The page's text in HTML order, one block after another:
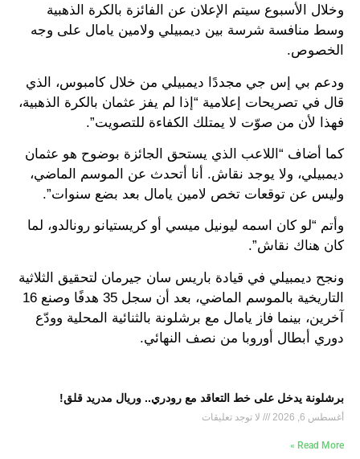
وخلال الأسبوع سيتم الإعلان عن الفائزة بالكرة الذهبية
وسط منافسة شرسة بين ديمبيلي ولامين يامال على وجه
الخصوص.
ودعم بي إس جي مجددًا ديمبيلي من خلال كامبوس، الذي
قال في تصريحات إعلامية “إذا لم يفز عثمان بالكرة الذهبية،
فهذا لأن من صوّت لا يمتلك الكفاءة للتصويت”.
كما أضاف “اللاعب الذي يستحق الجائزة بوضوح هو عثمان
ديمبيلي، ولا يوجد نقاش. أنا أتحدث عن الموسم الماضي،
وليس عن توقعات تخص لامين يامال بعد بضع سنوات”.
وأتم “لو كان اسمه ليونيل ميسي أو كريستيانو رونالدو، لما
كان هناك نقاش”.
ونجح ديمبيلي في قيادة باريس سان جيرمان لتحقيق الثلاثية
التاريخية بالموسم الماضي، بعد أن سجل 35 هدفًا وصنع 16
آخرين، بينما فاز يامال مع برشلونة بالثنائية المحلية وودّع
دوري أبطال أوروبا من نصف النهائي.
برشلونة يدخل على خط التعاقد مع رودري.. وريال مدريد قلق!
أغسطس 6, 2026 لا توجد تعليقات
Read More »